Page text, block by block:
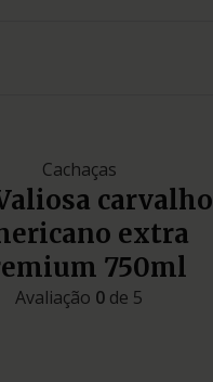
Cachaças
carvalho
extra
750ml
Avaliação 0 de 5